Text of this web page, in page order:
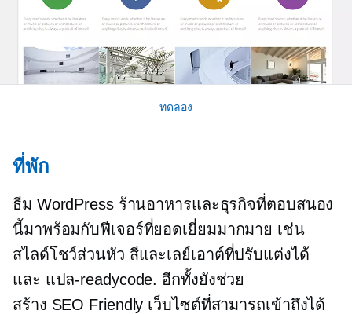
ทดลอง
ที่พัก
ธีม WordPress ร้านอาหารและธุรกิจที่ตอบสนอง
นี้มาพร้อมกับฟีเจอร์ที่ยอดเยี่ยมมากมาย เช่น
สไลด์โชว์ส่วนหัว สีและเลย์เอาต์ที่ปรับแต่งได้
และ แปล-readycode. อีกทั้งยังช่วย
สร้าง SEO Friendly เว็บไซต์ที่สามารถเข้าถึงได้